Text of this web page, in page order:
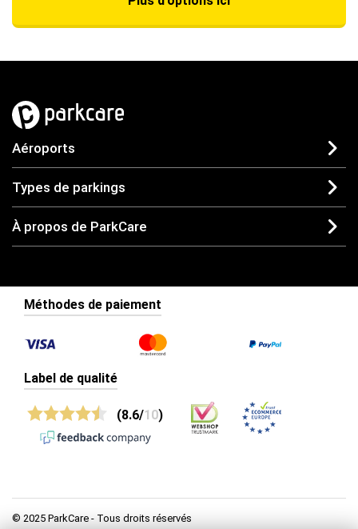
Aéroports
Types de parkings
À propos de ParkCare
Méthodes de paiement
Label de qualité
(8.6/10)
© 2025 ParkCare - Tous droits réservés